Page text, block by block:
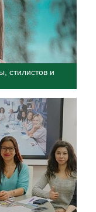
стилистов и